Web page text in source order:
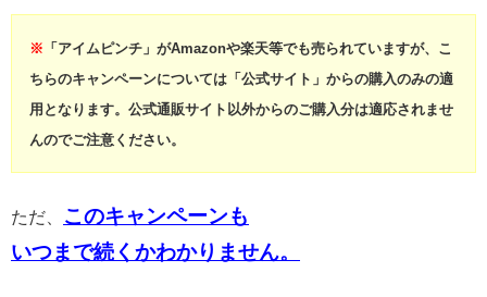
※ 「アイムピンチ」がAmazonや楽天等でも売られていますが、こ
ちらのキャンペーンについては「公式サイト」からの購入のみの適
用となります。公式通販サイト以外からのご購入分は適応されませ
んのでご注意ください。
ただ、
このキャンペーンも
いつまで続くかわかりません。